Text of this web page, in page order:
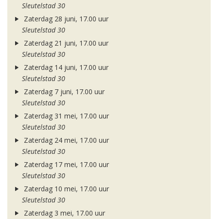
Sleutelstad 30
Zaterdag 28 juni, 17.00 uur
Sleutelstad 30
Zaterdag 21 juni, 17.00 uur
Sleutelstad 30
Zaterdag 14 juni, 17.00 uur
Sleutelstad 30
Zaterdag 7 juni, 17.00 uur
Sleutelstad 30
Zaterdag 31 mei, 17.00 uur
Sleutelstad 30
Zaterdag 24 mei, 17.00 uur
Sleutelstad 30
Zaterdag 17 mei, 17.00 uur
Sleutelstad 30
Zaterdag 10 mei, 17.00 uur
Sleutelstad 30
Zaterdag 3 mei, 17.00 uur